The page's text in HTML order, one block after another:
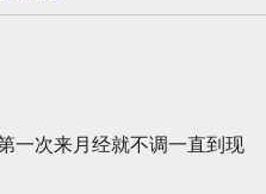
一次来月经就不调一直到现